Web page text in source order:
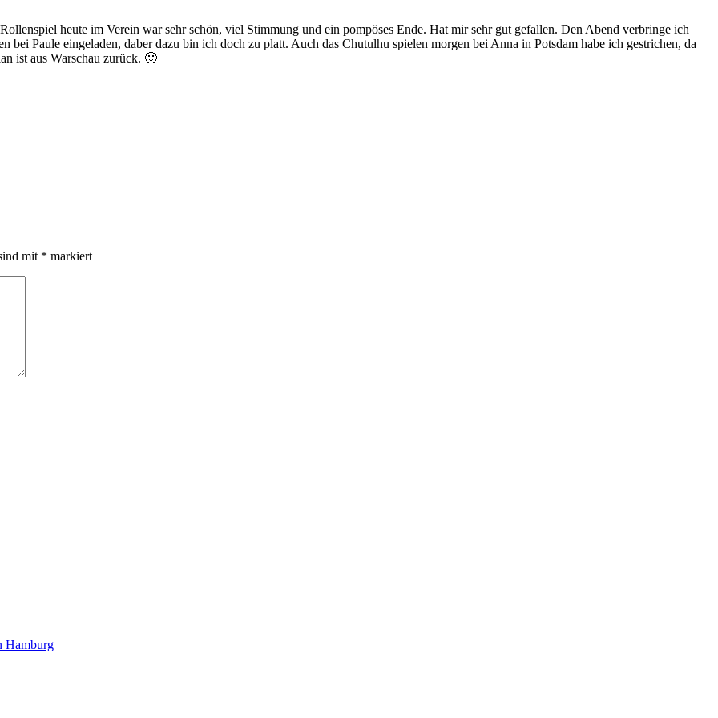
heute im Verein war sehr schön, viel Stimmung und ein pompöses Ende. Hat mir sehr gut gefallen. Den Abend verbringe ich
Paule eingeladen, daber dazu bin ich doch zu platt. Auch das Chutulhu spielen morgen bei Anna in Potsdam habe ich gestrichen, da
ist aus Warschau zurück. 🙂
mit * markiert
Hamburg